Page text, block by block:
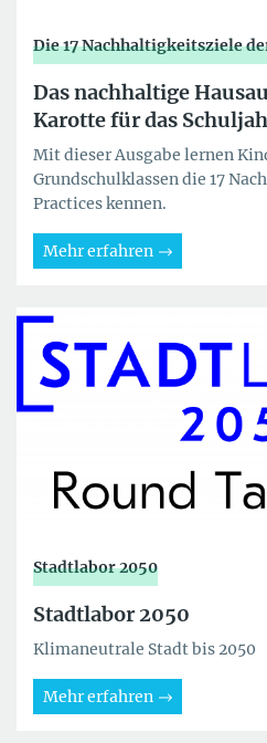
Die 17 Nachhaltigkeitsziele
Das nachhaltige
Karotte für das
Mit dieser Ausgabe lernen
Grundschulklassen die 17
Practices kennen.
Mehr erfahren
Stadtlabor 2050
Stadtlabor 2050
Klimaneutrale Stadt bis 2050
Mehr erfahren